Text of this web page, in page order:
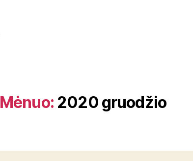
Mėnuo: 2020 gruodžio